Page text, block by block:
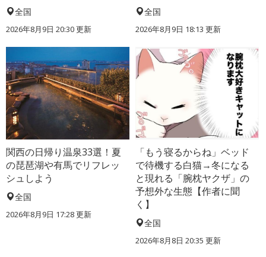
全国
2026年8月9日 20:30更新
全国
2026年8月9日 18:13 更新
関西の日帰り温泉33選！夏
の琵琶湖や有馬でリフレッ
シュしよう
全国
2026年8月9日 17:28更新
「もう寝るからね」ベッド
で待機する白猫→冬になる
と現れる「腕枕ヤクザ」の
予想外な生態【作者に聞
く】
全国
2026年8月8日 20:35 更新